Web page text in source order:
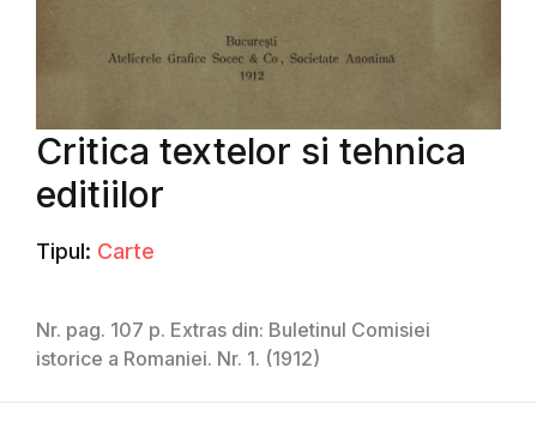
Critica textelor si tehnica
editiilor
Tipul: Carte
Nr. pag. 107 p. Extras din: Buletinul Comisiei
istorice a Romaniei. Nr. 1. (1912)